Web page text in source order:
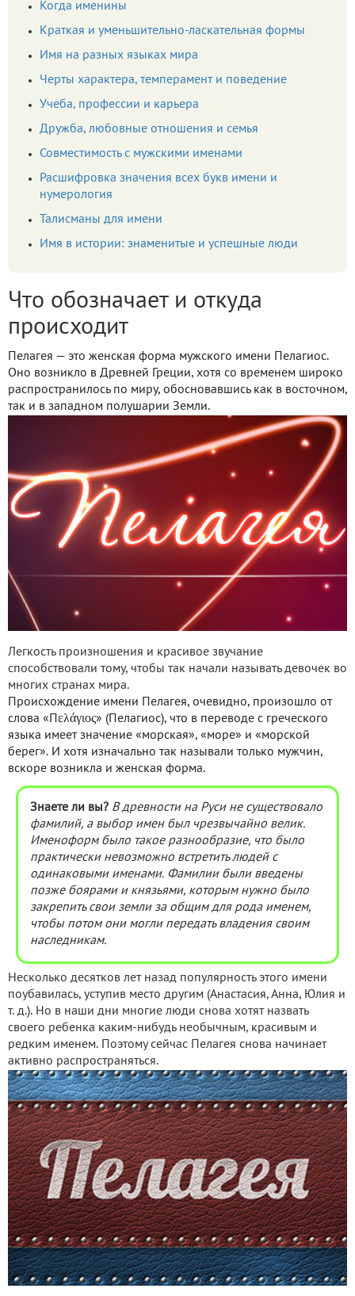
Когда именины
Краткая и уменьшительно-ласкательная формы
Имя на разных языках мира
Черты характера, темперамент и поведение
Учеба, профессии и карьера
Дружба, любовные отношения и семья
Совместимость с мужскими именами
Расшифровка значения всех букв имени и
нумерология
Талисманы для имени
Имя в истории: знаменитые и успешные люди
Что обозначает и откуда
происходит
Пелагея — это женская форма мужского имени Пелагиос.
Оно возникло в Древней Греции, хотя со временем широко
распространилось по миру, обосновавшись как в восточном,
так и в западном полушарии Земли.
Легкость произношения и красивое звучание
способствовали тому, чтобы так начали называть девочек во
многих странах мира.
Происхождение имени Пелагея, очевидно, произошло от
слова «Пελάγιος» (Пелагиос), что в переводе с греческого
языка имеет значение «морская», «море» и «морской
берег». И хотя изначально так называли только мужчин,
вскоре возникла и женская форма.
Знаете ли вы? В древности на Руси не существовало
фамилий, а выбор имен был чрезвычайно велик.
Именоформ было такое разнообразие, что было
практически невозможно встретить людей с
одинаковыми именами. Фамилии были введены
позже боярами и князьями, которым нужно было
закрепить свои земли за общим для рода именем,
чтобы потом они могли передать владения своим
наследникам.
Несколько десятков лет назад популярность этого имени
поубавилась, уступив место другим (Анастасия, Анна, Юлия и
т. д.). Но в наши дни многие люди снова хотят назвать
своего ребенка каким-нибудь необычным, красивым и
редким именем. Поэтому сейчас Пелагея снова начинает
активно распространяться.